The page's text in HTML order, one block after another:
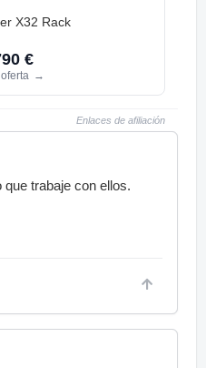
X32 Rack
€
→
Enlaces de afiliación
trabaje con ellos.